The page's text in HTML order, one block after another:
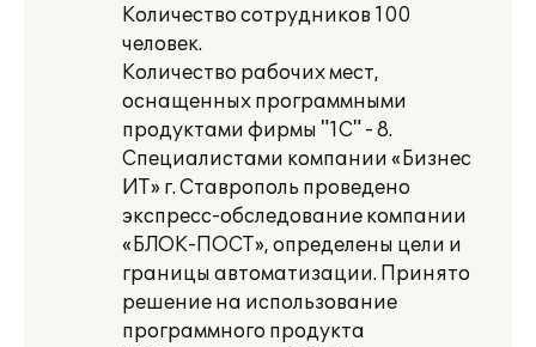
Количество сотрудников 100
человек.
Количество рабочих мест,
оснащенных программными
продуктами фирмы "1С" - 8.
Специалистами компании «Бизнес
ИТ» г. Ставрополь проведено
экспресс-обследование компании
«БЛОК-ПОСТ», определены цели и
границы автоматизации. Принято
решение на использование
программного продукта